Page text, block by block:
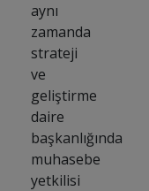
aynı
zamanda
strateji
ve
geliştirme
daire
başkanlığında
muhasebe
yetkilisi